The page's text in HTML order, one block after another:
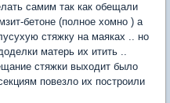
самим так как обещали
бетоне (полное хомно ) а
стяжку на маяках .. но
матерь их итить ..
стяжки выходит было
повезло их построили